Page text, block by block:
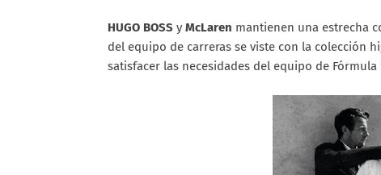
HUGO BOSS y McLaren mantienen una estrecha
del equipo de carreras se viste con la colección
satisfacer las necesidades del equipo de Fórmula